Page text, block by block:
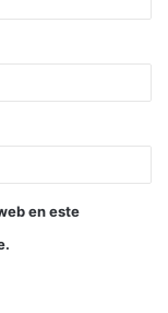
en este